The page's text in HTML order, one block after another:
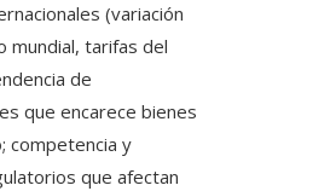
(variación
mundial, tarifas del
de
que encarece bienes
competencia y
que afectan